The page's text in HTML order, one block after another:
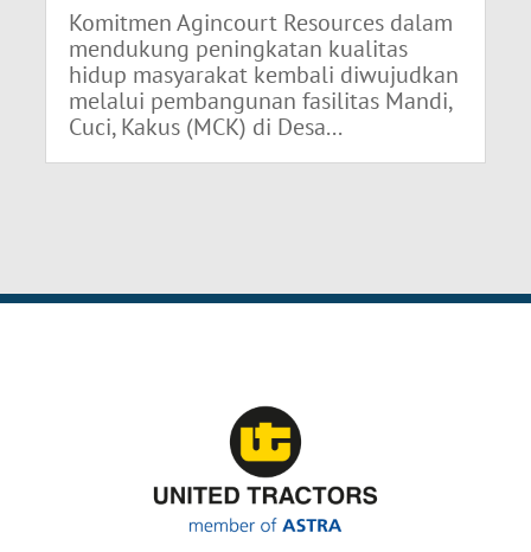
Komitmen Agincourt Resources dalam
mendukung peningkatan kualitas
hidup masyarakat kembali diwujudkan
melalui pembangunan fasilitas Mandi,
Cuci, Kakus (MCK) di Desa...